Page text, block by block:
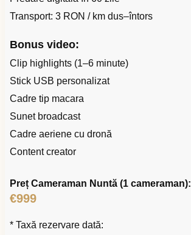
Transport: 3 RON / km dus–întors
Bonus video:
Clip highlights (1–6 minute)
Stick USB personalizat
Cadre tip macara
Sunet broadcast
Cadre aeriene cu dronă
Content creator
Preț Cameraman Nuntă (1 cameraman):
€999
* Taxă rezervare dată: